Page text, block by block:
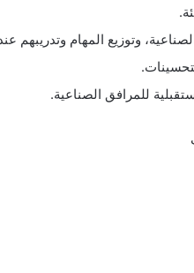
وتوزيع المهام وتدريبهم
للمرافق الصناعية.